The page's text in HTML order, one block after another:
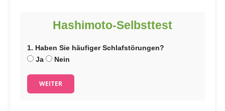
Hashimoto-Selbsttest
1. Haben Sie häufiger Schlafstörungen?
Ja
Nein
WEITER